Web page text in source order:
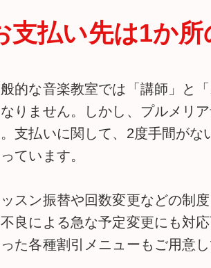
支払い先は1か所
的な音楽教室では「講師」と
りません。しかし、プルメリ
支払いに関して、2度手間がな
ています。
スン振替や回数変更などの制
良による急な予定変更にも対
た各種割引メニューもご用意し